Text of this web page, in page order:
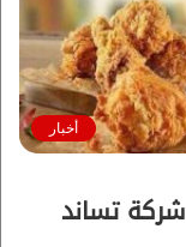
أخبار
هل كنتاكي تدعم إسرائيل؟.. 44 شركة تساند